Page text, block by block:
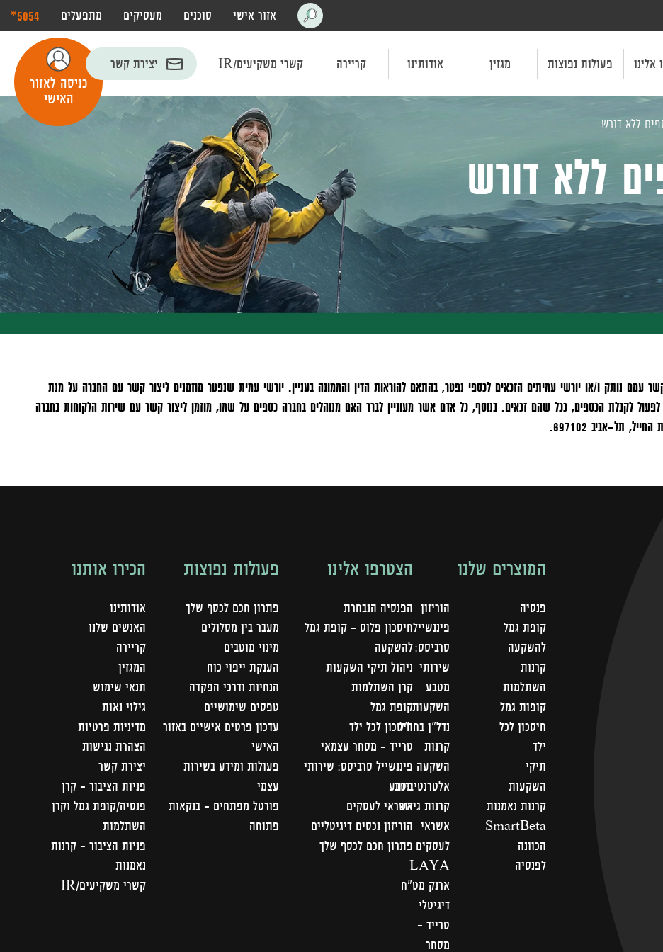
פתח
אזור אישי סוכנים מעסיקים מתפעלים ‎*5054
אלינו פעולות נפוצות מגזין אודותינו קריירה קשרי משקיעים/IR יצירת קשר
כניסה לאזור
האישי
ללא דורש
ללא דורש
נותק ו/או יורשי עמיתים הזכאים לכספי נפטר, בהתאם להוראות הדין והממונה בעניין. יורשי עמית שנפטר מוזמנים ליצור קשר עם החברה על מנת
לקבלת הכספים, ככל שהם זכאים. בנוסף, כל אדם אשר מעוניין לברר האם מנוהלים בחברה כספים על שמו, מוזמן ליצור קשר עם שירות הלקוחות בחברה
המוצרים שלנו
פנסיה
קופת גמל
להשקעה
קרנות
השתלמות
קופות גמל
חיסכון לכל
ילד
תיקי
השקעות
קרנות נאמנות
SmartBeta
הכוונה
לפנסיה
הוריזון
פיננשייל
סרביסס:
שירותי
מטבע
השקעות
נדל"ן בחו"ל
קרנות
השקעה
אלטרנטיביות
קרנות גידור
אשראי
לעסקים
LAYA
ארנק מט"ח
דיגיטלי
טרייד -
מסחר
הצטרפו אלינו
הפנסיה הנבחרת
חיסכון פלוס - קופת גמל
להשקעה
ניהול תיקי השקעות
קרן השתלמות
קופת גמל
חיסכון לכל ילד
טרייד - מסחר עצמאי
פיננשייל סרביסס: שירותי
מטבע
אשראי לעסקים
הוריזון נכסים דיגיטליים
פתרון חכם לכסף שלך
פעולות נפוצות
פתרון חכם לכסף שלך
מעבר בין מסלולים
מינוי מוטבים
הענקת ייפוי כוח
הנחיות ודרכי הפקדה
טפסים שימושיים
עדכון פרטים אישיים באזור
האישי
פעולות ומידע בשירות
עצמי
פורטל מפתחים – בנקאות
פתוחה
הכירו אותנו
אודותינו
האנשים שלנו
קריירה
המגזין
תנאי שימוש
גילוי נאות
מדיניות פרטיות
הצהרת נגישות
יצירת קשר
פניות הציבור – קרן
פנסיה/קופת גמל וקרן
השתלמות
פניות הציבור - קרנות
נאמנות
קשרי משקיעים/IR